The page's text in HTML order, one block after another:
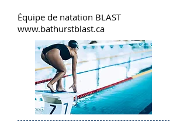
Équipe de natation BLAST
www.bathurstblast.ca